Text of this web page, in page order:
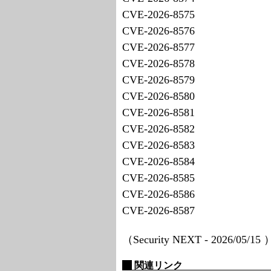
CVE-2026-8575
CVE-2026-8576
CVE-2026-8577
CVE-2026-8578
CVE-2026-8579
CVE-2026-8580
CVE-2026-8581
CVE-2026-8582
CVE-2026-8583
CVE-2026-8584
CVE-2026-8585
CVE-2026-8586
CVE-2026-8587
（Security NEXT - 2026/05/15
関連リンク